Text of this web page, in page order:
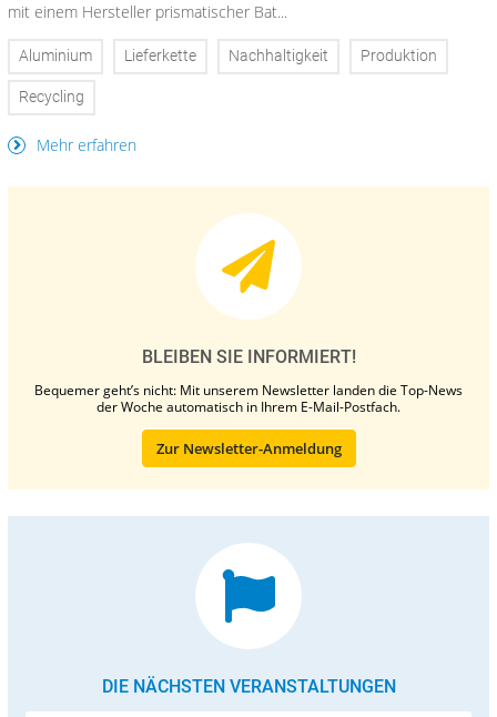
mit einem Hersteller prismatischer Bat...
Aluminium Lieferkette Nachhaltigkeit Produktion
Recycling
Mehr erfahren
BLEIBEN SIE INFORMIERT!
Bequemer geht’s nicht: Mit unserem Newsletter landen die Top-News
der Woche automatisch in Ihrem E-Mail-Postfach.
Zur Newsletter-Anmeldung
DIE NÄCHSTEN VERANSTALTUNGEN